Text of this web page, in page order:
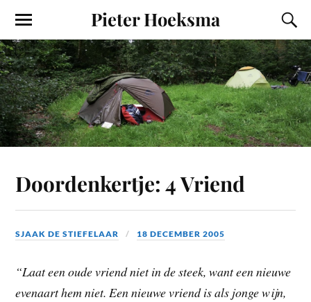
Pieter Hoeksma
Doordenkertje: 4 Vriend
SJAAK DE STIEFELAAR 18 DECEMBER 2005
“Laat een oude vriend niet in de steek, want een nieuwe
evenaart hem niet. Een nieuwe vriend is als jonge wijn,